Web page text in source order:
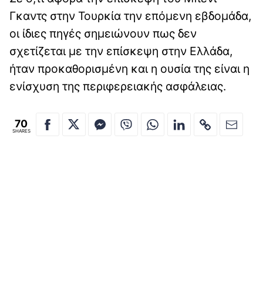
Γκαντς στην Τουρκία την επόμενη εβδομάδα,
οι ίδιες πηγές σημειώνουν πως δεν
σχετίζεται με την επίσκεψη στην Ελλάδα,
ήταν προκαθορισμένη και η ουσία της είναι η
ενίσχυση της περιφερειακής ασφάλειας.
70
SHARES